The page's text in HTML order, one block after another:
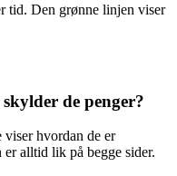
tid. Den grønne linjen viser
de penger?
viser hvordan de er
alltid lik på begge sider.